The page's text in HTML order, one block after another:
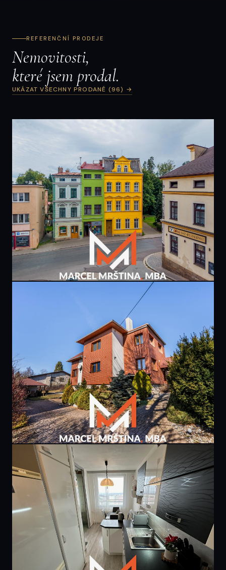
REFERENČNÍ PRODEJE
Nemovitosti,
které jsem prodal.
UKÁZAT VŠECHNY PRODANÉ (96) →
PRODÁNO
domu | U Dolní brány | Broumov
267 m² · Broumov
PRODÁNO
9 400 000 Kč
rodinného domu | Borová u Náchoda
307 m² · Borová